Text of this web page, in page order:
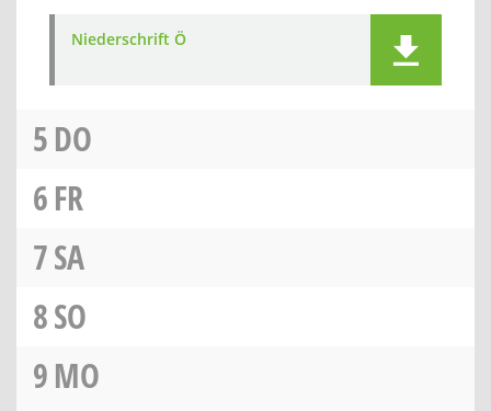
Niederschrift Ö
5DO
6FR
7SA
8SO
9MO